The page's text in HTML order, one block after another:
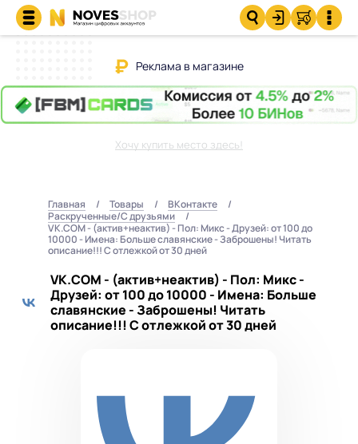
Реклама в магазине
Хочу купить место здесь!
Главная Товары
ВКонтакте
Раскрученные/С друзьями
VK.COM - (актив+неактив) - Пол: Микс - Друзей: от 100 до
10000 - Имена: Больше славянские - Заброшены! Читать
описание!!! С отлежкой от 30 дней
VK.COM - (актив+неактив) - Пол: Микс -
Друзей: от 100 до 10000 - Имена: Больше
славянские - Заброшены! Читать
описание!!! С отлежкой от 30 дней